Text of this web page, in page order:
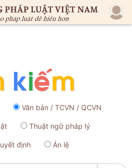
Văn bản / TCVN / QCVN
Thuật ngữ pháp lý
định Án lệ